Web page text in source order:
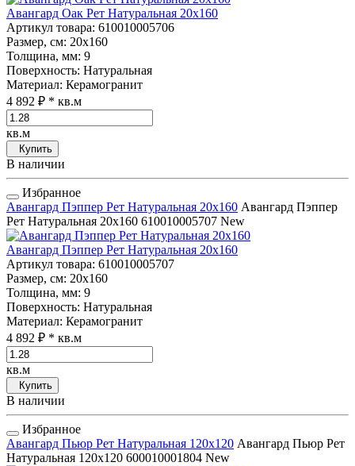
Авангард Оак Рет Натуральная 20x160
Артикул товара: 610010005706
Размер, см: 20x160
Толщина, мм: 9
Поверхность: Натуральная
Материал: Керамогранит
4 892 ₽ * кв.м
кв.м
Купить
В наличии
Избранное
Авангард Пэппер Рет Натуральная 20x160 Авангард Пэппер
Рет Натуральная 20x160 610010005707 New
Авангард Пэппер Рет Натуральная 20x160
Артикул товара: 610010005707
Размер, см: 20x160
Толщина, мм: 9
Поверхность: Натуральная
Материал: Керамогранит
4 892 ₽ * кв.м
кв.м
Купить
В наличии
Избранное
Авангард Пьюр Рет Натуральная 120x120 Авангард Пьюр Рет
Натуральная 120x120 600010001804 New